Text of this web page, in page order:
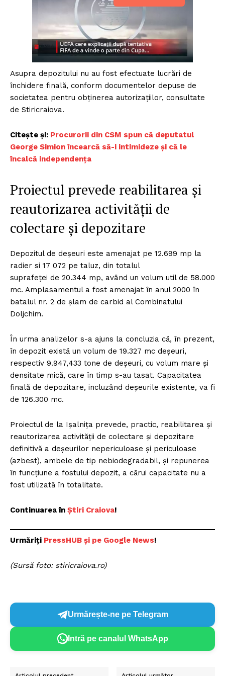
Asupra depozitului nu au fost efectuate lucrări de
închidere finală, conform documentelor depuse de
societatea pentru obținerea autorizațiilor, consultate
de Stiricraiova.
Citește și: Procurorii din CSM spun că deputatul
George Simion încearcă să-i intimideze și că le
încalcă independența
Proiectul prevede reabilitarea și
reautorizarea activității de
colectare și depozitare
Depozitul de deșeuri este amenajat pe 12.699 mp la
radier si 17 072 pe taluz, din totalul
suprafeței de 20.344 mp, având un volum util de 58.000
mc. Amplasamentul a fost amenajat în anul 2000 în
batalul nr. 2 de șlam de carbid al Combinatului
Doljchim.
În urma analizelor s-a ajuns la concluzia că, în prezent,
în depozit există un volum de 19.327 mc deșeuri,
respectiv 9.947,433 tone de deșeuri, cu volum mare și
densitate mică, care în timp s-au tasat. Capacitatea
finală de depozitare, incluzând deșeurile existente, va fi
de 126.300 mc.
Proiectul de la Ișalnița prevede, practic, reabilitarea și
reautorizarea activității de colectare și depozitare
definitivă a deșeurilor nepericuloase și periculoase
(azbest), ambele de tip nebiodegradabil, și repunerea
în funcțiune a fostului depozit, a cărui capacitate nu a
fost utilizată în totalitate.
Continuarea în Știri Craiova!
Urmăriți PressHUB și pe Google News!
(Sursă foto: stiricraiova.ro)
Urmărește-ne pe Telegram
Intră pe canalul WhatsApp